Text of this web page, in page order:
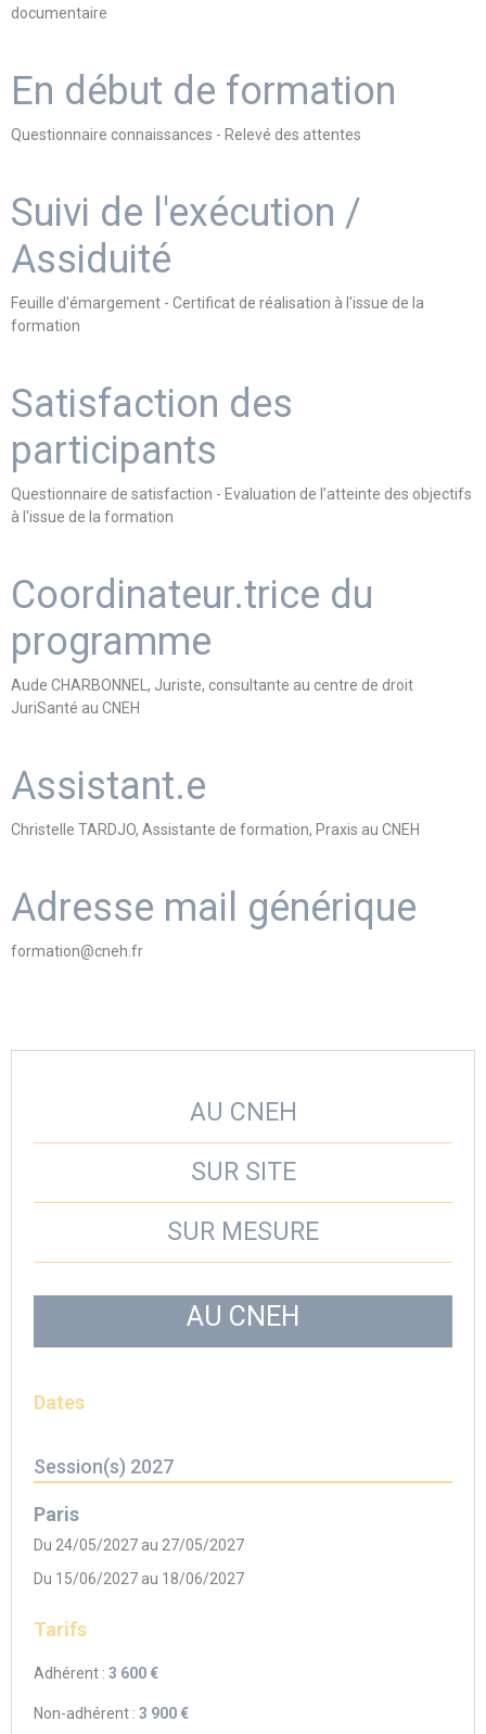
documentaire
En début de formation
Questionnaire connaissances - Relevé des attentes
Suivi de l'exécution /
Assiduité
Feuille d'émargement - Certificat de réalisation à l'issue de la
formation
Satisfaction des
participants
Questionnaire de satisfaction - Evaluation de l’atteinte des objectifs
à l'issue de la formation
Coordinateur.trice du
programme
Aude CHARBONNEL, Juriste, consultante au centre de droit
JuriSanté au CNEH
Assistant.e
Christelle TARDJO, Assistante de formation, Praxis au CNEH
Adresse mail générique
formation@cneh.fr
AU CNEH
SUR SITE
SUR MESURE
AU CNEH
Dates
Session(s) 2027
Paris
Du 24/05/2027 au 27/05/2027
Du 15/06/2027 au 18/06/2027
Tarifs
Adhérent : 3 600 €
Non-adhérent : 3 900 €